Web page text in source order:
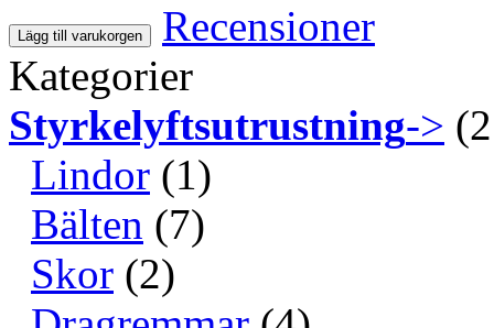
Lägg till varukorgen
Recensioner
Kategorier
Styrkelyftsutrustning->
Lindor (1)
Bälten (7)
Skor (2)